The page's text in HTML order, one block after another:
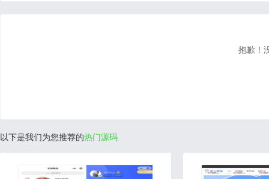
抱歉！
以下是我们为您推荐的热门源码